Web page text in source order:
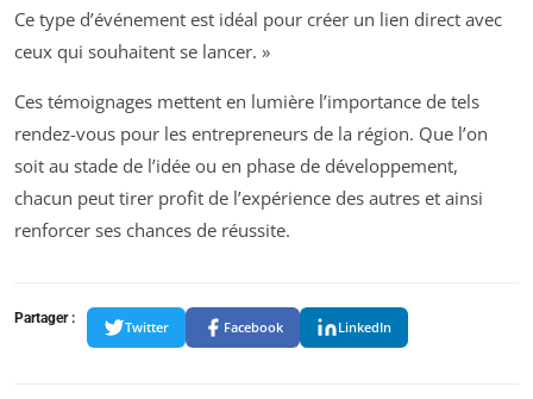
Ce type d’événement est idéal pour créer un lien direct avec
ceux qui souhaitent se lancer. »
Ces témoignages mettent en lumière l’importance de tels
rendez-vous pour les entrepreneurs de la région. Que l’on
soit au stade de l’idée ou en phase de développement,
chacun peut tirer profit de l’expérience des autres et ainsi
renforcer ses chances de réussite.
Partager :
Twitter Facebook LinkedIn